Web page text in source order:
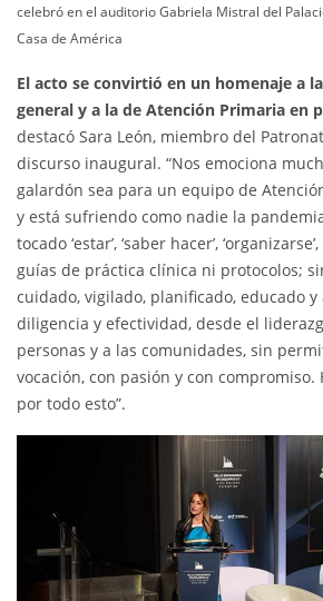
celebró en el auditorio Gabriela Mistral del
Casa de América
El acto se convirtió en un homenaje a
general y a la de Atención Primaria en
destacó Sara León, miembro del
discurso inaugural. “Nos emociona
galardón sea para un equipo de
y está sufriendo como nadie la
tocado ‘estar’, ‘saber hacer’,
guías de práctica clínica ni protocolos;
cuidado, vigilado, planificado, educado y
diligencia y efectividad, desde el
personas y a las comunidades, sin
vocación, con pasión y con compromiso.
por todo esto”.